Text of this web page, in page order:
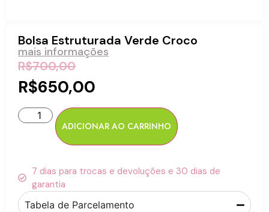
Bolsa Estruturada Verde Croco
mais informações
R$700,00
R$650,00
ADICIONAR AO CARRINHO
7 dias para trocas e devoluções e 30 dias de
garantia
Tabela de Parcelamento